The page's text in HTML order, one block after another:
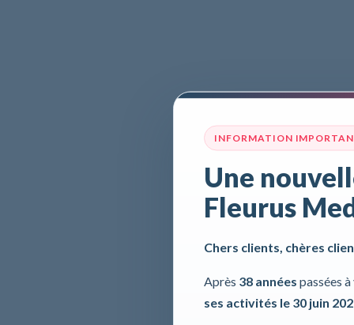
INFORMATION
Une
Fleurus
Chers clients, chères
Après 38 années passées
ses activités le 30 juin